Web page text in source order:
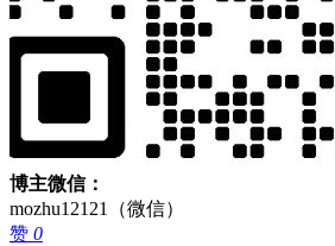
博主微信：
mozhu12121（微信）
赞 0